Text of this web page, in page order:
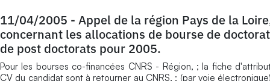
11/04/2005 - Appel de la région Pays de la
concernant les allocations de bourse de
de post doctorats pour 2005.
Pour les bourses co-financées CNRS - Région, ; la fiche
CV du candidat sont à retourner au CNRS, ; (par voie